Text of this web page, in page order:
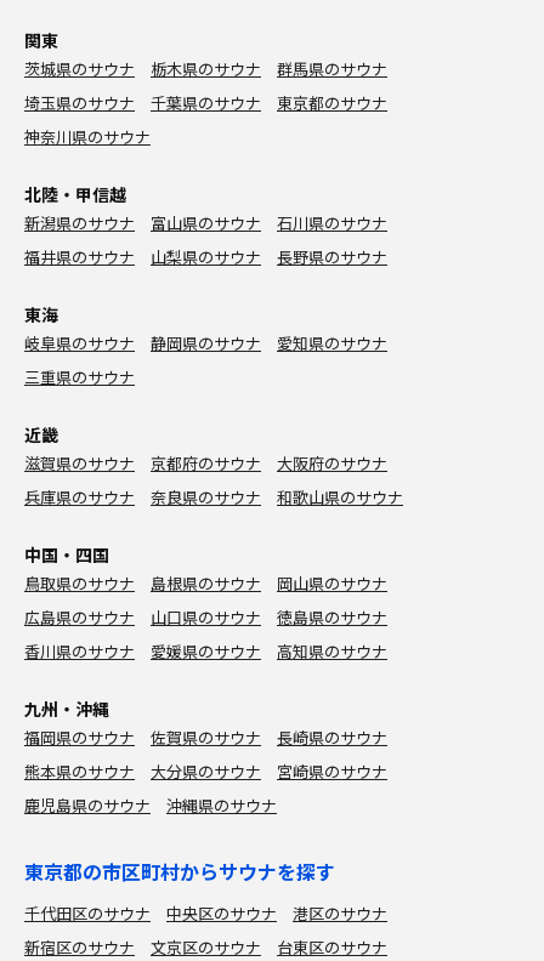
関東
茨城県のサウナ 栃木県のサウナ
群馬県のサウナ
埼玉県のサウナ
千葉県のサウナ
東京都のサウナ
神奈川県のサウナ
北陸・甲信越
新潟県のサウナ 富山県のサウナ
石川県のサウナ
福井県のサウナ
山梨県のサウナ 長野県のサウナ
東海
岐阜県のサウナ 静岡県のサウナ
愛知県のサウナ
三重県のサウナ
近畿
滋賀県のサウナ 京都府のサウナ
大阪府のサウナ
兵庫県のサウナ
奈良県のサウナ 和歌山県のサウナ
中国・四国
鳥取県のサウナ 島根県のサウナ
岡山県のサウナ
広島県のサウナ
山口県のサウナ
徳島県のサウナ
香川県のサウナ
愛媛県のサウナ 高知県のサウナ
九州・沖縄
福岡県のサウナ 佐賀県のサウナ
長崎県のサウナ
熊本県のサウナ
大分県のサウナ
宮崎県のサウナ
鹿児島県のサウナ
沖縄県のサウナ
東京都の市区町村からサウナを探す
千代田区のサウナ 中央区のサウナ
港区のサウナ
新宿区のサウナ
文京区のサウナ
台東区のサウナ